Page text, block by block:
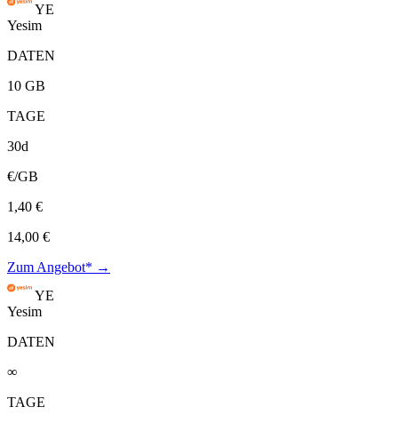
YE
Yesim
DATEN
10 GB
TAGE
30d
€/GB
1,40 €
14,00 €
Zum Angebot* →
YE
Yesim
DATEN
∞
TAGE